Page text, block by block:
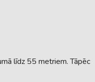
līdz 55 metriem. Tāpēc